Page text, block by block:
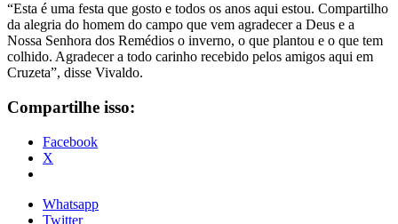
“Esta é uma festa que gosto e todos os anos aqui estou. Compartilho
da alegria do homem do campo que vem agradecer a Deus e a
Nossa Senhora dos Remédios o inverno, o que plantou e o que tem
colhido. Agradecer a todo carinho recebido pelos amigos aqui em
Cruzeta”, disse Vivaldo.
Compartilhe isso:
Facebook
X
Whatsapp
Twitter